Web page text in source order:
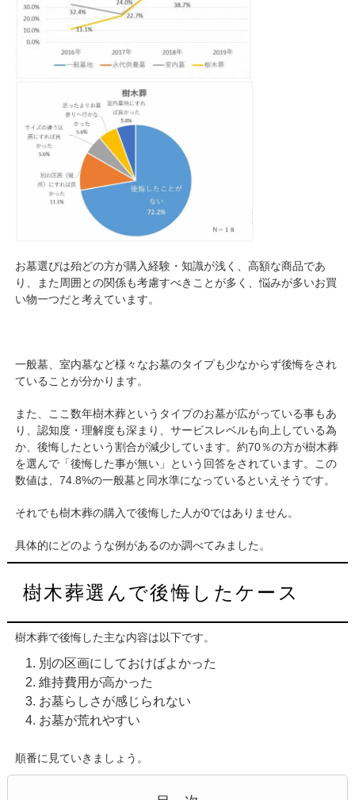
お墓選びは殆どの方が購入経験・知識が浅く、高額な商品であ
り、また周囲との関係も考慮すべきことが多く、悩みが多いお買
い物一つだと考えています。
一般墓、室内墓など様々なお墓のタイプも少なからず後悔をされ
ていることが分かります。
また、ここ数年樹木葬というタイプのお墓が広がっている事もあ
り、認知度・理解度も深まり、サービスレベルも向上している為
か、後悔したという割合が減少しています。約70％の方が樹木葬
を選んで「後悔した事が無い」という回答をされています。この
数値は、74.8%の一般墓と同水準になっているといえそうです。
それでも樹木葬の購入で後悔した人が0ではありません。
具体的にどのような例があるのか調べてみました。
樹木葬選んで後悔したケース
樹木葬で後悔した主な内容は以下です。
別の区画にしておけばよかった
維持費用が高かった
お墓らしさが感じられない
お墓が荒れやすい
順番に見ていきましょう。